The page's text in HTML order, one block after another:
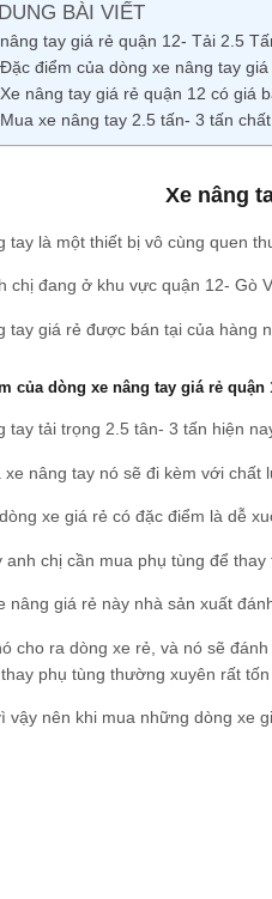
BÀI VIẾT
tay giá rẻ quận 12- Tải 2.5
Đặc điểm của dòng xe nâng tay
Xe nâng tay giá rẻ quận 12 có giá
Mua xe nâng tay 2.5 tấn- 3 tấn
Xe nâng
tay là một thiết bị vô cùng quen
chị đang ở khu vực quận 12- Gò
tay giá rẻ được bán tại của hàng
của dòng xe nâng tay giá rẻ quận
tay tải trọng 2.5 tân- 3 tấn hiện
xe nâng tay nó sẽ đi kèm với chất
xe giá rẻ có đặc điểm là dễ
anh chị cần mua phụ tùng để
nâng giá rẻ này nhà sản xuất
cho ra dòng xe rẻ, và nó sẽ
phụ tùng thường xuyên rất tốn
vậy nên khi mua những dòng xe